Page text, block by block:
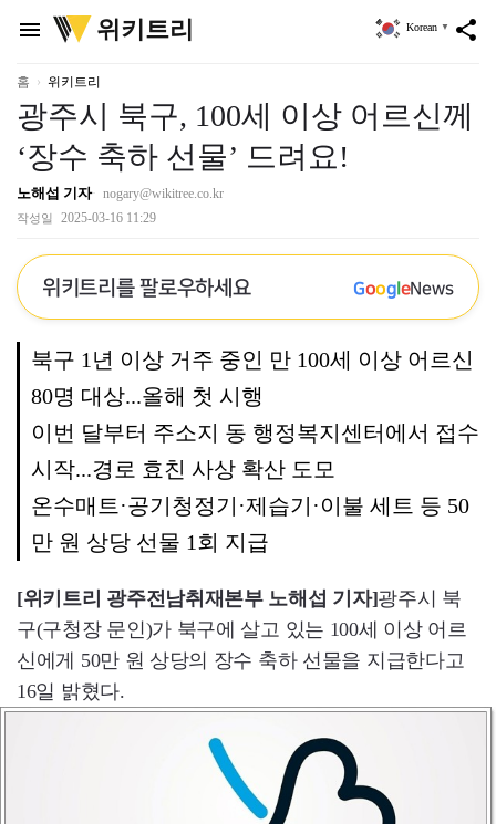
menu
위
키
리
위키트리 share
Korean ▼
홈 위키트리
광주시 북구, 100세 이상 어르신께
‘장수 축하 선물’ 드려요!
노해섭 기자 nogary@wikitree.co.kr
작성일 2025-03-16 11:29
위키트리를 팔로우하세요 GoogleNews
북구 1년 이상 거주 중인 만 100세 이상 어르신
80명 대상...올해 첫 시행
이번 달부터 주소지 동 행정복지센터에서 접수
시작...경로 효친 사상 확산 도모
온수매트·공기청정기·제습기·이불 세트 등 50
만 원 상당 선물 1회 지급
[위키트리 광주전남취재본부 노해섭 기자]광주시 북
구(구청장 문인)가 북구에 살고 있는 100세 이상 어르
신에게 50만 원 상당의 장수 축하 선물을 지급한다고
16일 밝혔다.